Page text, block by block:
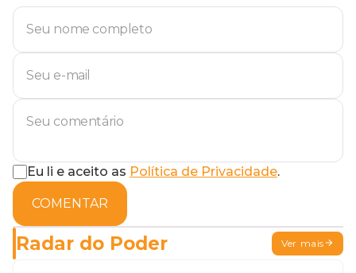
Eu li e aceito as Política de Privacidade.
COMENTAR
Radar do Poder Ver mais